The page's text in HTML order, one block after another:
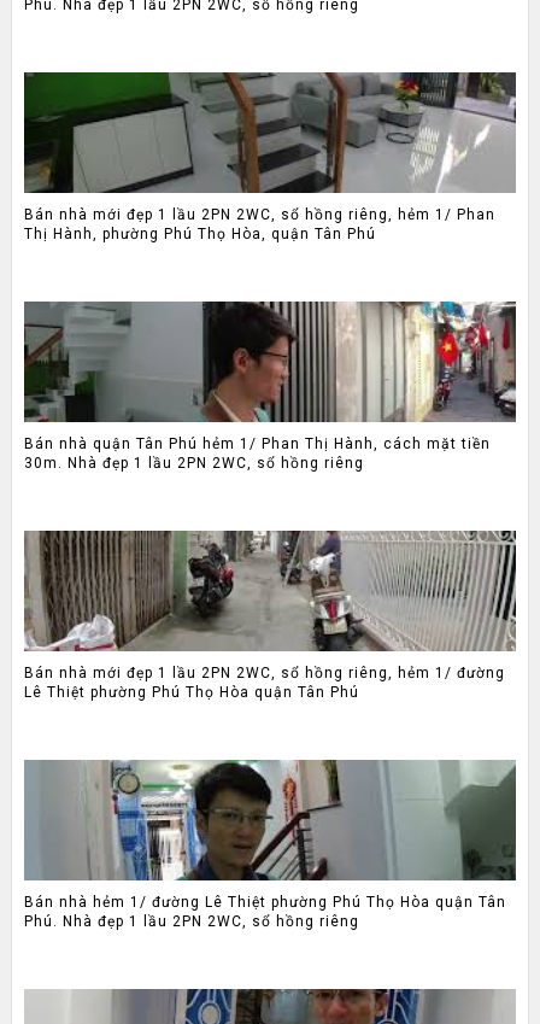
Phú. Nhà đẹp 1 lầu 2PN 2WC, sổ hồng riêng
Bán nhà mới đẹp 1 lầu 2PN 2WC, sổ hồng riêng, hẻm 1/ Phan
Thị Hành, phường Phú Thọ Hòa, quận Tân Phú
Bán nhà quận Tân Phú hẻm 1/ Phan Thị Hành, cách mặt tiền
30m. Nhà đẹp 1 lầu 2PN 2WC, sổ hồng riêng
Bán nhà mới đẹp 1 lầu 2PN 2WC, sổ hồng riêng, hẻm 1/ đường
Lê Thiệt phường Phú Thọ Hòa quận Tân Phú
Bán nhà hẻm 1/ đường Lê Thiệt phường Phú Thọ Hòa quận Tân
Phú. Nhà đẹp 1 lầu 2PN 2WC, sổ hồng riêng